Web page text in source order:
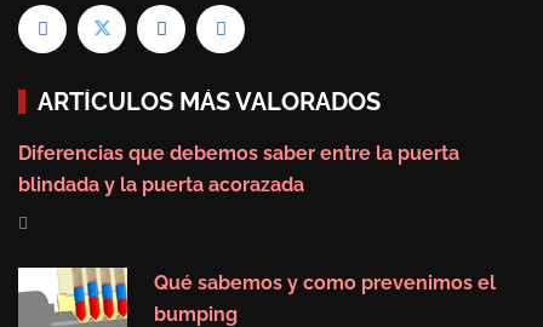
ARTÍCULOS MÁS VALORADOS
Diferencias que debemos saber entre la puerta
blindada y la puerta acorazada
Qué sabemos y como prevenimos el
bumping